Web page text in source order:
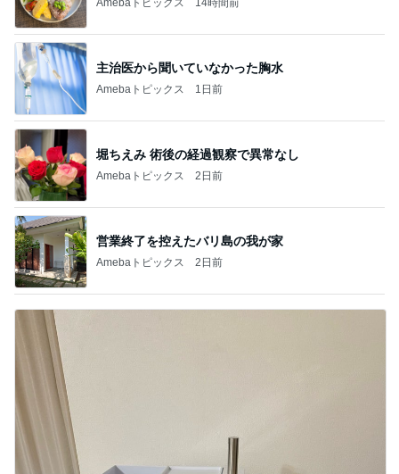
主治医から聞いていなかった胸水
Amebaトピックス 1日前
堀ちえみ 術後の経過観察で異常なし
Amebaトピックス 2日前
営業終了を控えたバリ島の我が家
Amebaトピックス 2日前